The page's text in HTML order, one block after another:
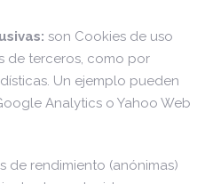
son Cookies de uso
de terceros, como por
Un ejemplo pueden
Analytics o Yahoo Web
de rendimiento (anónimas)